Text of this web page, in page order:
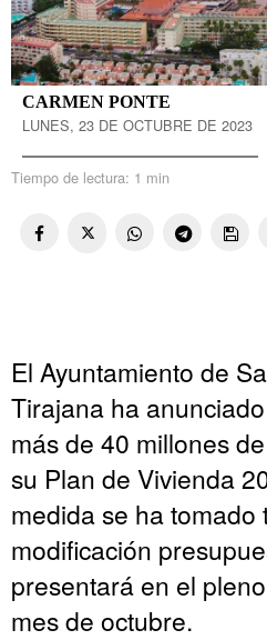
CARMEN PONTE
LUNES, 23 DE OCTUBRE DE 2023
Tiempo de lectura: 1 min
El Ayuntamiento de
Tirajana ha
más de 40 millones
su Plan de Vivienda
medida se ha tomado
modificación
presentará en el
mes de octubre.